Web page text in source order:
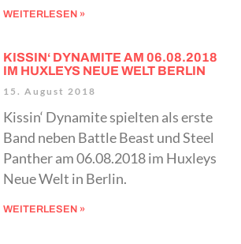
WEITERLESEN »
KISSIN‘ DYNAMITE AM 06.08.2018
IM HUXLEYS NEUE WELT BERLIN
15. August 2018
Kissin‘ Dynamite spielten als erste
Band neben Battle Beast und Steel
Panther am 06.08.2018 im Huxleys
Neue Welt in Berlin.
WEITERLESEN »